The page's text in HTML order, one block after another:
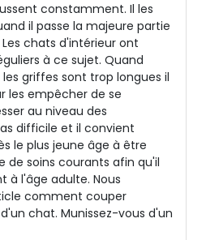
constamment. Il les
il passe la majeure partie
chats d'intérieur ont
à ce sujet. Quand
griffes sont trop longues il
les empêcher de se
au niveau des
difficile et il convient
le plus jeune âge à être
de soins courants afin qu'il
à l'âge adulte. Nous
comment couper
chat. Munissez-vous d'un